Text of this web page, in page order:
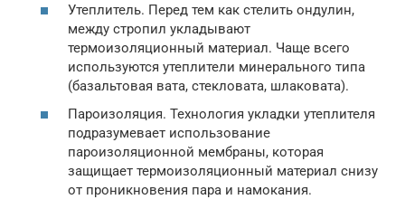
Утеплитель. Перед тем как стелить ондулин,
между стропил укладывают
термоизоляционный материал. Чаще всего
используются утеплители минерального типа
(базальтовая вата, стекловата, шлаковата).
Пароизоляция. Технология укладки утеплителя
подразумевает использование
пароизоляционной мембраны, которая
защищает термоизоляционный материал снизу
от проникновения пара и намокания.